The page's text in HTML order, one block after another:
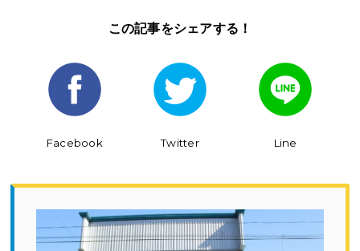
この記事をシェアする！
Facebook Twitter Line